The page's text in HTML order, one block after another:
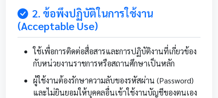
2. ข้อพึงปฏิบัติในการใช้งาน
(Acceptable Use)
ใช้เพื่อการติดต่อสื่อสารและการปฏิบัติงานที่เกี่ยวข้อง
กับหน่วยงานราชการหรือสถานศึกษาเป็นหลัก
ผู้ใช้งานต้องรักษาความลับของรหัสผ่าน (Password)
และไม่ยินยอมให้บุคคลอื่นเข้าใช้งานบัญชีของตนเอง